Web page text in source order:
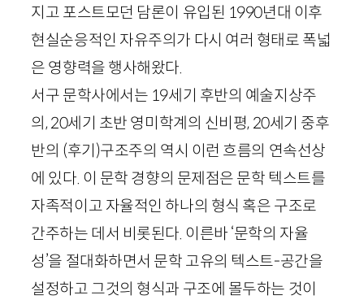
지고 포스트모던 담론이 유입된 1990년대 이후
현실순응적인 자유주의가 다시 여러 형태로 폭넓
은 영향력을 행사해왔다.
서구 문학사에서는 19세기 후반의 예술지상주
의,20세기 초반 영미학계의 신비평, 20세기 중후
반의 (후기)구조주의 역시 이런 흐름의 연속선상
에 있다. 이 문학 경향의 문제점은 문학 텍스트를
자족적이고 자율적인 하나의 형식 혹은 구조로
간주하는 데서 비롯된다. 이른바 ‘문학의 자율
성’을 절대화하면서 문학 고유의 텍스트-공간을
설정하고 그것의 형식과 구조에 몰두하는 것이